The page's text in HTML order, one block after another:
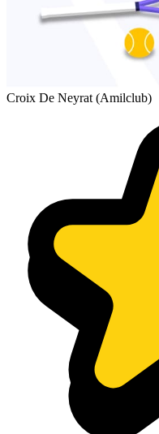
Croix De Neyrat (Amilclub)